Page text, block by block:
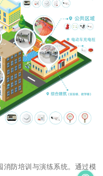
消防培训与演练系统。通过模